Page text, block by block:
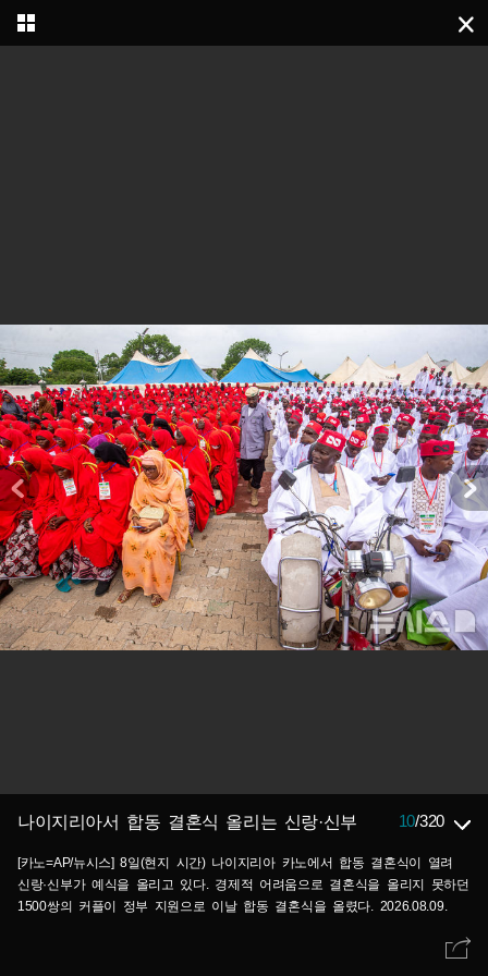
나이지리아서 합동 결혼식 올리는 신랑·신부 10/320
[카노=AP/뉴시스] 8일(현지 시간) 나이지리아 카노에서 합동 결혼식이 열려
신랑·신부가 예식을 올리고 있다. 경제적 어려움으로 결혼식을 올리지 못하던
1500쌍의 커플이 정부 지원으로 이날 합동 결혼식을 올렸다. 2026.08.09.